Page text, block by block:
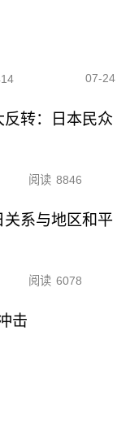
07-24
转：日本民众
阅读 8846
系与地区和平
阅读 6078
击